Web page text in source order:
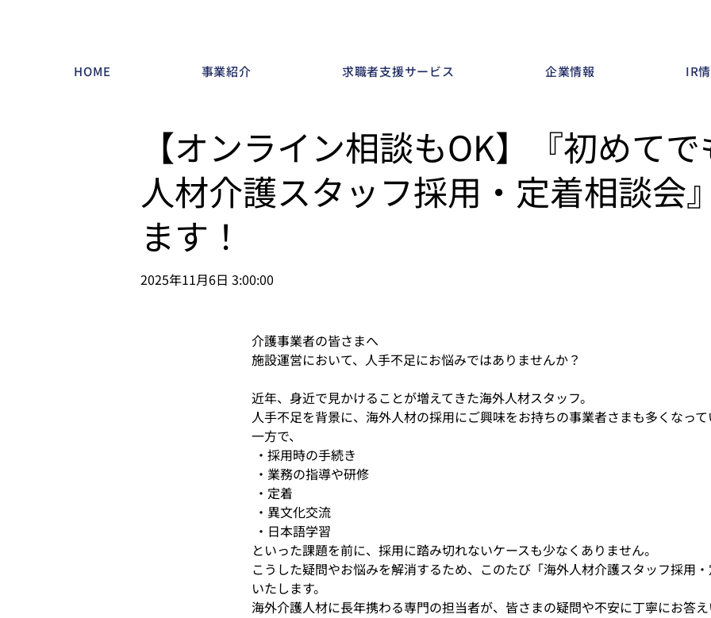
HOME 事業紹介 求職者支援サービス 企業情報 IR
【オンライン相談もOK】『初めて
人材介護スタッフ採用・定着相談会
ます！
2025年11月6日 3:00:00
介護事業者の皆さまへ
施設運営において、人手不足にお悩みではありませんか？
近年、身近で見かけることが増えてきた海外人材スタッフ。
人手不足を背景に、海外人材の採用にご興味をお持ちの事業者さまも多くなって
一方で、
・採用時の手続き
・業務の指導や研修
・定着
・異文化交流
・日本語学習
といった課題を前に、採用に踏み切れないケースも少なくありません。
こうした疑問やお悩みを解消するため、このたび「海外人材介護スタッフ採用
いたします。
海外介護人材に長年携わる専門の担当者が、皆さまの疑問や不安に丁寧にお答え